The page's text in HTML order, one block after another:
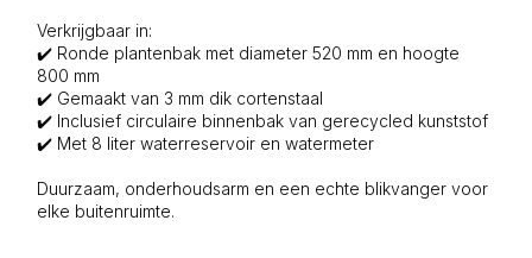
Verkrijgbaar in:
✔️ Ronde plantenbak met diameter 520 mm en hoogte
800 mm
✔️ Gemaakt van 3 mm dik cortenstaal
✔️ Inclusief circulaire binnenbak van gerecycled kunststof
✔️ Met 8 liter waterreservoir en watermeter
Duurzaam, onderhoudsarm en een echte blikvanger voor
elke buitenruimte.